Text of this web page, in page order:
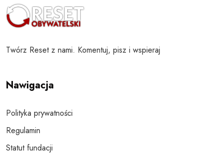
Twórz Reset z nami. Komentuj, pisz i wspieraj
Nawigacja
Polityka prywatności
Regulamin
Statut fundacji